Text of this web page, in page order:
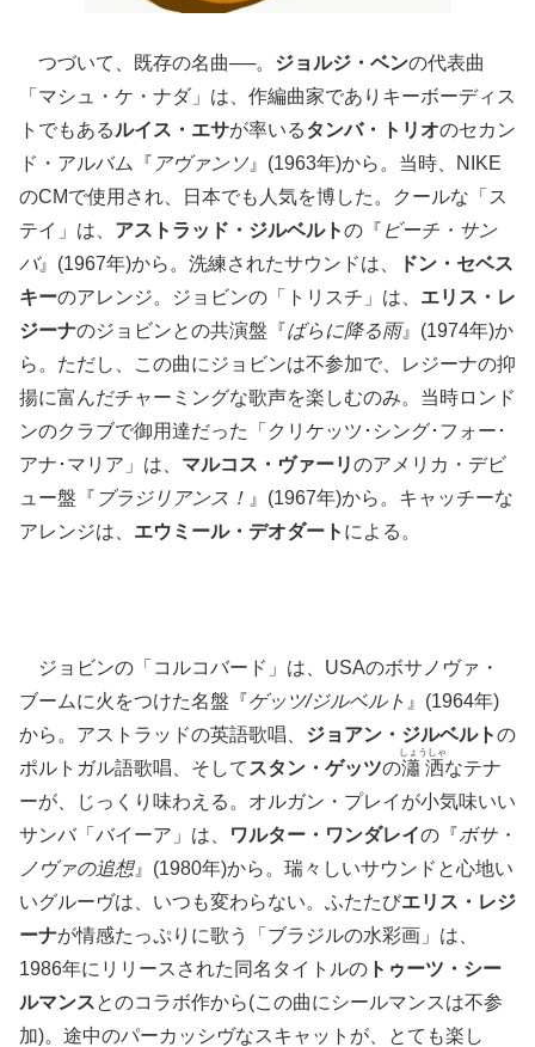
つづいて、既存の名曲──。 ジョルジ・ベンの代表曲
「マシュ・ケ・ナダ」は、作編曲家でありキーボーディス
トでもあるルイス・エサが率いるタンバ・トリオのセカン
ド・アルバム『 アヴァンソ 』(1963年)から。当時、NIKE
のCMで使用され、日本でも人気を博した。クールな「ス
テイ」は、 アストラッド・ジルベルトの『 ビーチ・サン
バ』(1967年)から。洗練されたサウンドは、
ドン・セベス
キーのアレンジ。ジョビンの「トリスチ」は、 エリス・レ
ジーナのジョビンとの共演盤『ばらに降る雨』(1974年)か
ら。ただし、この曲にジョビンは不参加で、レジーナの抑
揚に富んだチャーミングな歌声を楽しむのみ。当時ロンド
ンのクラブで御用達だった「クリケッツ･シング･フォー･
アナ･マリア」は、 マルコス・ヴァーリのアメリカ・デビ
ュー盤『 ブラジリアンス！ 』(1967年)から。キャッチーな
アレンジは、 エウミール・デオダート による。
ジョビンの「コルコバード」は、USAのボサノヴァ・
ブームに火をつけた名盤『ゲッツ/ジルベルト 』(1964年)
から。アストラッドの英語歌唱、 ジョアン・ジルベルトの
ポルトガル語歌唱、そして スタン・ゲッツの瀟洒
しょうしゃ
なテナ
ーが、じっくり味わえる。オルガン・プレイが小気味いい
サンバ「バイーア」は、
ワルター・ワンダレイの『ボサ・
ノヴァの追想』(1980年)から。瑞々しいサウンドと心地い
いグルーヴは、いつも変わらない。ふたたびエリス・レジ
ーナが情感たっぷりに歌う「ブラジルの水彩画」は、
1986年にリリースされた同名タイトルの トゥーツ・シー
ルマンスとのコラボ作から(この曲にシールマンスは不参
加)。途中のパーカッシヴなスキャットが、とても楽し